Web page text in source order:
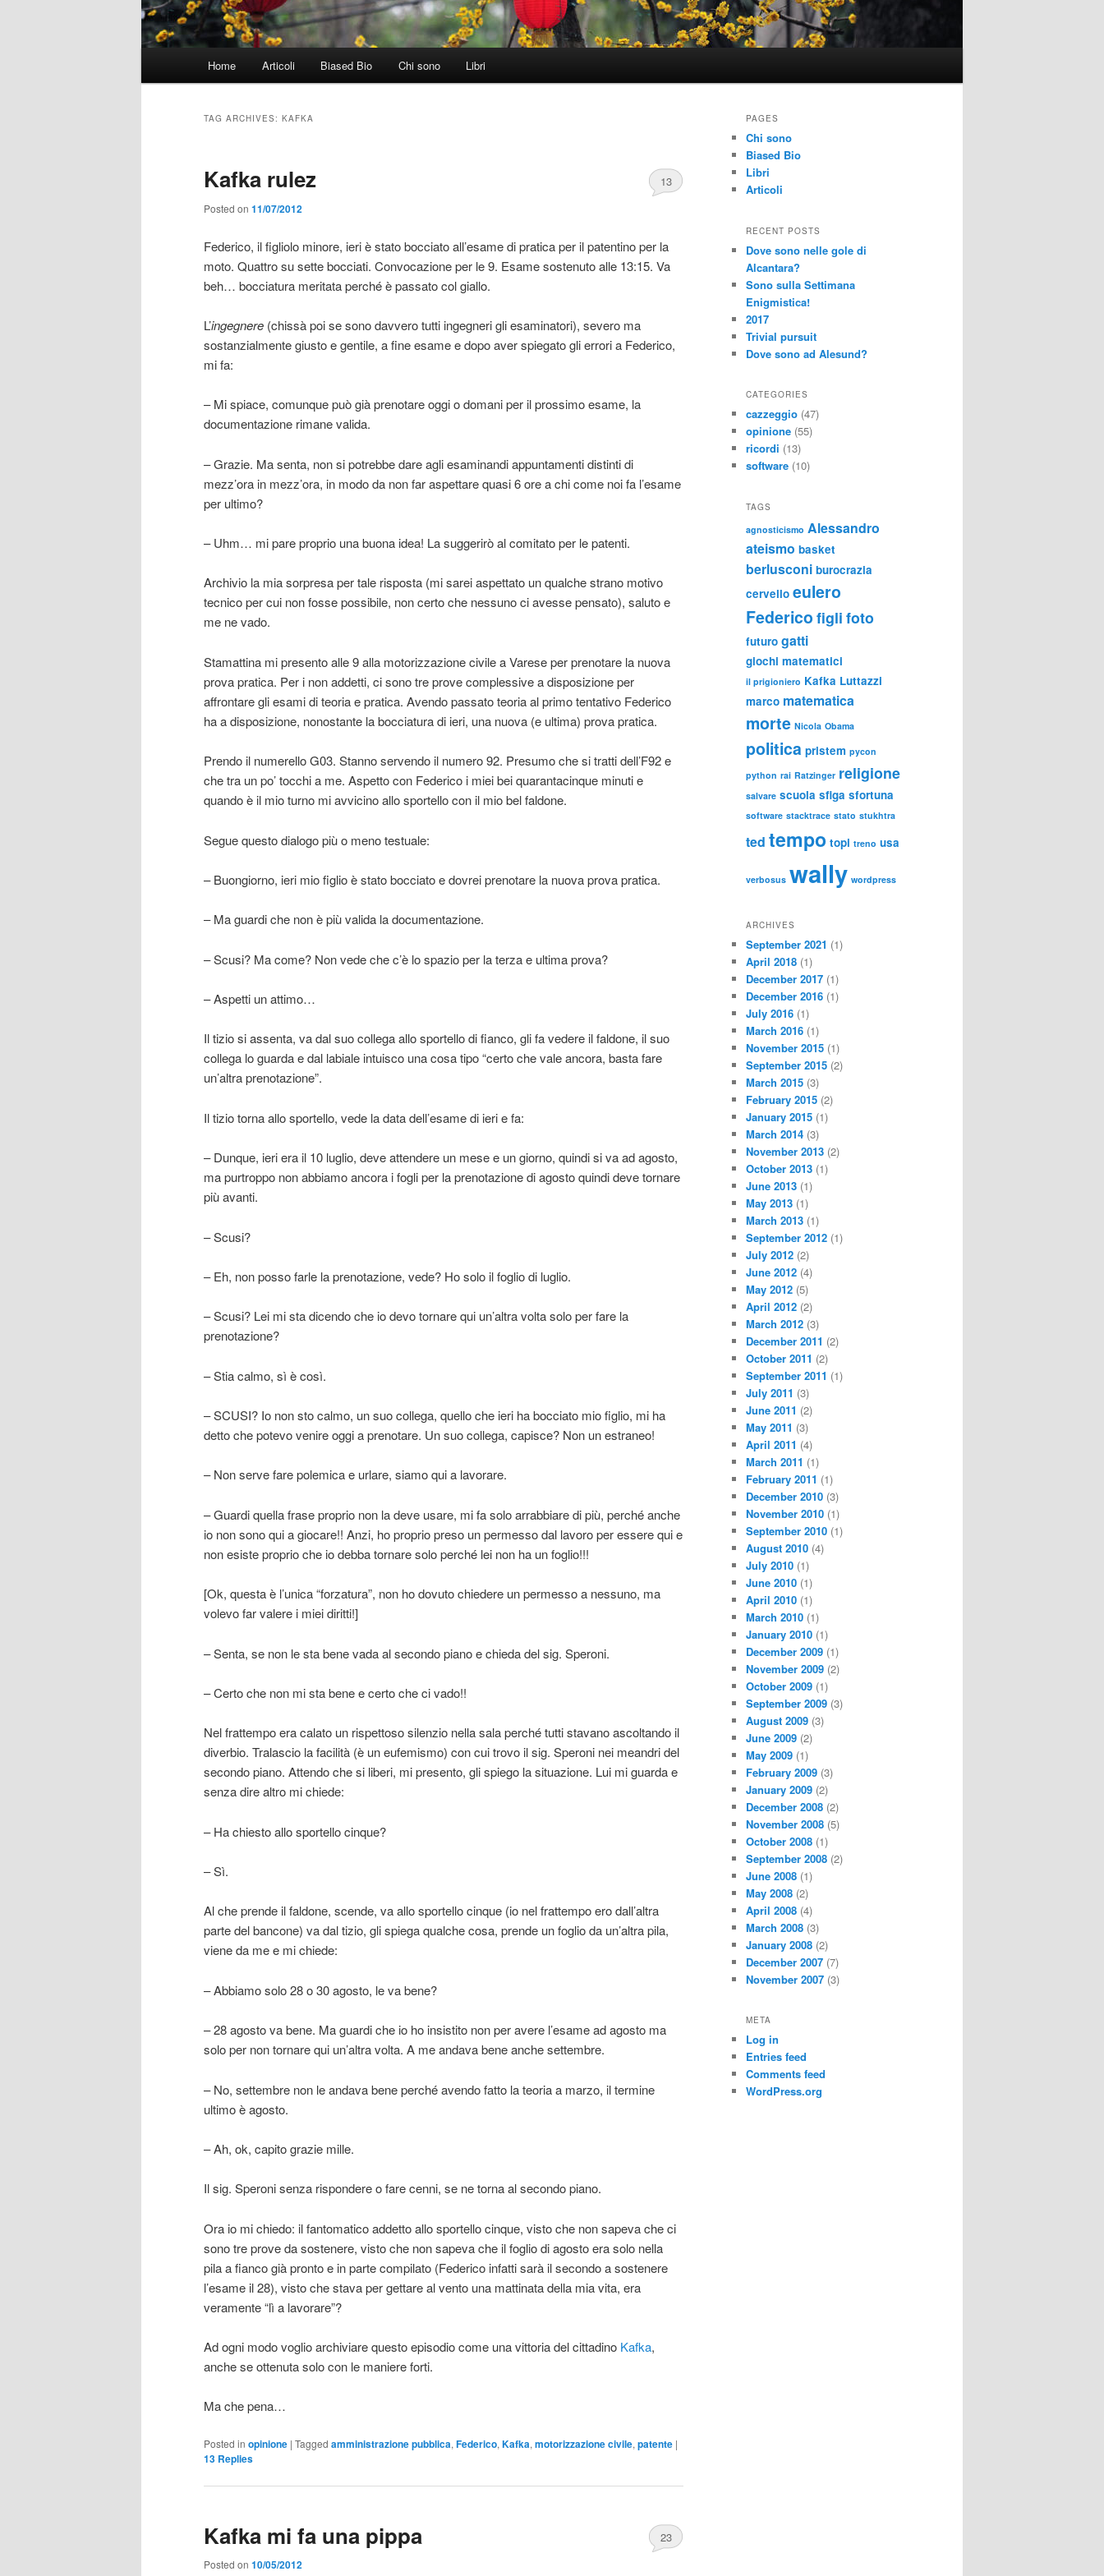
Home Articoli Biased Bio Chi sono Libri
TAG ARCHIVES: KAFKA
Kafka rulez
Posted on 11/07/2012
13
Federico, il figliolo minore, ieri è stato bocciato all’esame di pratica per il patentino per la
moto. Quattro su sette bocciati. Convocazione per le 9. Esame sostenuto alle 13:15. Va
beh… bocciatura meritata perché è passato col giallo.
L’ingegnere (chissà poi se sono davvero tutti ingegneri gli esaminatori), severo ma
sostanzialmente giusto e gentile, a fine esame e dopo aver spiegato gli errori a Federico,
mi fa:
– Mi spiace, comunque può già prenotare oggi o domani per il prossimo esame, la
documentazione rimane valida.
– Grazie. Ma senta, non si potrebbe dare agli esaminandi appuntamenti distinti di
mezz’ora in mezz’ora, in modo da non far aspettare quasi 6 ore a chi come noi fa l’esame
per ultimo?
– Uhm… mi pare proprio una buona idea! La suggerirò al comitato per le patenti.
Archivio la mia sorpresa per tale risposta (mi sarei aspettato un qualche strano motivo
tecnico per cui non fosse possibile, non certo che nessuno ci avesse pensato), saluto e
me ne vado.
Stamattina mi presento alle 9 alla motorizzazione civile a Varese per prenotare la nuova
prova pratica. Per i non addetti, ci sono tre prove complessive a disposizione per
affrontare gli esami di teoria e pratica. Avendo passato teoria al primo tentativo Federico
ha a disposizione, nonostante la bocciatura di ieri, una nuova (e ultima) prova pratica.
Prendo il numerello G03. Stanno servendo il numero 92. Presumo che si tratti dell’F92 e
che tra un po’ tocchi a me. Aspetto con Federico i miei bei quarantacinque minuti e
quando è il mio turno mi avvicino allo sportello con il mio bel faldone.
Segue questo dialogo più o meno testuale:
– Buongiorno, ieri mio figlio è stato bocciato e dovrei prenotare la nuova prova pratica.
– Ma guardi che non è più valida la documentazione.
– Scusi? Ma come? Non vede che c’è lo spazio per la terza e ultima prova?
– Aspetti un attimo…
Il tizio si assenta, va dal suo collega allo sportello di fianco, gli fa vedere il faldone, il suo
collega lo guarda e dal labiale intuisco una cosa tipo “certo che vale ancora, basta fare
un’altra prenotazione”.
Il tizio torna allo sportello, vede la data dell’esame di ieri e fa:
– Dunque, ieri era il 10 luglio, deve attendere un mese e un giorno, quindi si va ad agosto,
ma purtroppo non abbiamo ancora i fogli per la prenotazione di agosto quindi deve tornare
più avanti.
– Scusi?
– Eh, non posso farle la prenotazione, vede? Ho solo il foglio di luglio.
– Scusi? Lei mi sta dicendo che io devo tornare qui un’altra volta solo per fare la
prenotazione?
– Stia calmo, sì è così.
– SCUSI? Io non sto calmo, un suo collega, quello che ieri ha bocciato mio figlio, mi ha
detto che potevo venire oggi a prenotare. Un suo collega, capisce? Non un estraneo!
– Non serve fare polemica e urlare, siamo qui a lavorare.
– Guardi quella frase proprio non la deve usare, mi fa solo arrabbiare di più, perché anche
io non sono qui a giocare!! Anzi, ho proprio preso un permesso dal lavoro per essere qui e
non esiste proprio che io debba tornare solo perché lei non ha un foglio!!!
[Ok, questa è l’unica “forzatura”, non ho dovuto chiedere un permesso a nessuno, ma
volevo far valere i miei diritti!]
– Senta, se non le sta bene vada al secondo piano e chieda del sig. Speroni.
– Certo che non mi sta bene e certo che ci vado!!
Nel frattempo era calato un rispettoso silenzio nella sala perché tutti stavano ascoltando il
diverbio. Tralascio la facilità (è un eufemismo) con cui trovo il sig. Speroni nei meandri del
secondo piano. Attendo che si liberi, mi presento, gli spiego la situazione. Lui mi guarda e
senza dire altro mi chiede:
– Ha chiesto allo sportello cinque?
– Sì.
Al che prende il faldone, scende, va allo sportello cinque (io nel frattempo ero dall’altra
parte del bancone) va dal tizio, gli spiega qualche cosa, prende un foglio da un’altra pila,
viene da me e mi chiede:
– Abbiamo solo 28 o 30 agosto, le va bene?
– 28 agosto va bene. Ma guardi che io ho insistito non per avere l’esame ad agosto ma
solo per non tornare qui un’altra volta. A me andava bene anche settembre.
– No, settembre non le andava bene perché avendo fatto la teoria a marzo, il termine
ultimo è agosto.
– Ah, ok, capito grazie mille.
Il sig. Speroni senza rispondere o fare cenni, se ne torna al secondo piano.
Ora io mi chiedo: il fantomatico addetto allo sportello cinque, visto che non sapeva che ci
sono tre prove da sostenere, visto che non sapeva che il foglio di agosto era solo nella
pila a fianco già pronto e in parte compilato (Federico infatti sarà il secondo a sostenere
l’esame il 28), visto che stava per gettare al vento una mattinata della mia vita, era
veramente “lì a lavorare”?
Ad ogni modo voglio archiviare questo episodio come una vittoria del cittadino Kafka,
anche se ottenuta solo con le maniere forti.
Ma che pena…
Posted in opinione | Tagged amministrazione pubblica, Federico, Kafka, motorizzazione civile, patente |
13 Replies
Kafka mi fa una pippa
Posted on 10/05/2012
23
PAGES
Chi sono
Biased Bio
Libri
Articoli
RECENT POSTS
Dove sono nelle gole di
Alcantara?
Sono sulla Settimana
Enigmistica!
2017
Trivial pursuit
Dove sono ad Alesund?
CATEGORIES
cazzeggio (47)
opinione (55)
ricordi (13)
software (10)
TAGS
agnosticismo Alessandro
ateismo basket
berlusconi burocrazia
cervello eulero
Federico figli foto
futuro gatti
giochi matematici
il prigioniero Kafka Luttazzi
marco matematica
morte Nicola Obama
politica pristem pycon
python rai Ratzinger religione
salvare scuola sfiga sfortuna
software stacktrace stato stukhtra
ted tempo topi treno usa
verbosus wally wordpress
ARCHIVES
September 2021 (1)
April 2018 (1)
December 2017 (1)
December 2016 (1)
July 2016 (1)
March 2016 (1)
November 2015 (1)
September 2015 (2)
March 2015 (3)
February 2015 (2)
January 2015 (1)
March 2014 (3)
November 2013 (2)
October 2013 (1)
June 2013 (1)
May 2013 (1)
March 2013 (1)
September 2012 (1)
July 2012 (2)
June 2012 (4)
May 2012 (5)
April 2012 (2)
March 2012 (3)
December 2011 (2)
October 2011 (2)
September 2011 (1)
July 2011 (3)
June 2011 (2)
May 2011 (3)
April 2011 (4)
March 2011 (1)
February 2011 (1)
December 2010 (3)
November 2010 (1)
September 2010 (1)
August 2010 (4)
July 2010 (1)
June 2010 (1)
April 2010 (1)
March 2010 (1)
January 2010 (1)
December 2009 (1)
November 2009 (2)
October 2009 (1)
September 2009 (3)
August 2009 (3)
June 2009 (2)
May 2009 (1)
February 2009 (3)
January 2009 (2)
December 2008 (2)
November 2008 (5)
October 2008 (1)
September 2008 (2)
June 2008 (1)
May 2008 (2)
April 2008 (4)
March 2008 (3)
January 2008 (2)
December 2007 (7)
November 2007 (3)
META
Log in
Entries feed
Comments feed
WordPress.org